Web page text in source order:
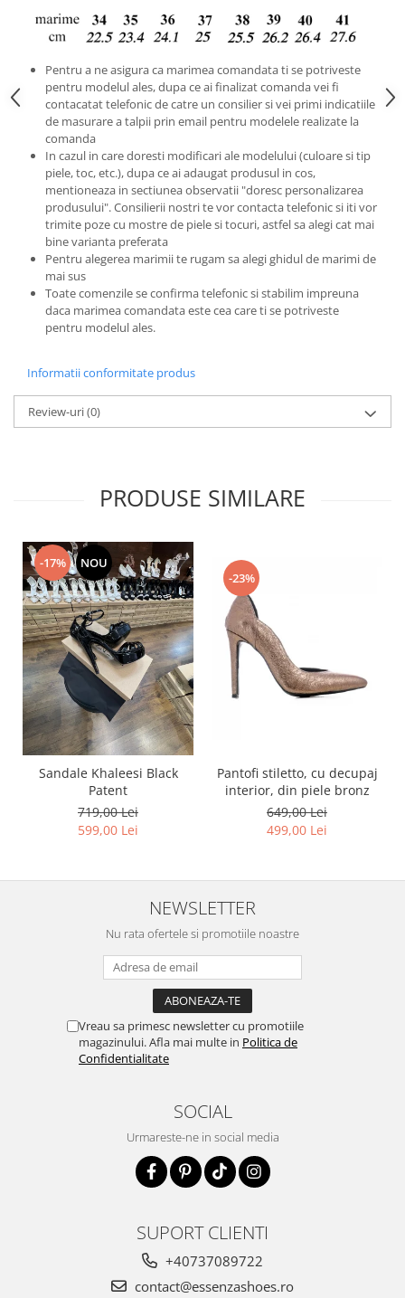
Pentru a ne asigura ca marimea comandata ti se potriveste
pentru modelul ales, dupa ce ai finalizat comanda vei fi
contacatat telefonic de catre un consilier si vei primi indicatiile
de masurare a talpii prin email pentru modelele realizate la
comanda
In cazul in care doresti modificari ale modelului (culoare si tip
piele, toc, etc.), dupa ce ai adaugat produsul in cos,
mentioneaza in sectiunea observatii "doresc personalizarea
produsului". Consilierii nostri te vor contacta telefonic si iti vor
trimite poze cu mostre de piele si tocuri, astfel sa alegi cat mai
bine varianta preferata
Pentru alegerea marimii te rugam sa alegi ghidul de marimi de
mai sus
Toate comenzile se confirma telefonic si stabilim impreuna
daca marimea comandata este cea care ti se potriveste
pentru modelul ales.
Informatii conformitate produs
Review-uri(0)
PRODUSE SIMILARE
-17% NOU
Sandale Khaleesi Black
Patent
719,00 Lei
599,00 Lei
-23%
Pantofi stiletto, cu decupaj
interior, din piele bronz
649,00 Lei
499,00 Lei
NEWSLETTER
Nu rata ofertele si promotiile noastre
Vreau sa primesc newsletter cu promotiile
magazinului. Afla mai multe in Politica de
Confidentialitate
SOCIAL
Urmareste-ne in social media
SUPORT CLIENTI
+40737089722
contact@essenzashoes.ro